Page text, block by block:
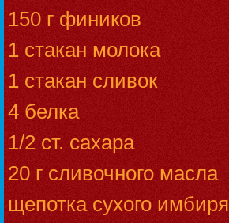
150 г фиников
1 стакан молока
1 стакан сливок
4 белка
1/2 ст. сахара
20 г сливочного масла
щепотка сухого имбиря